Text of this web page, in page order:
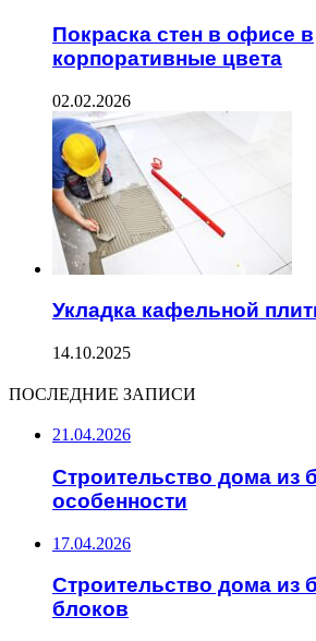
Покраска стен в офисе в
корпоративные цвета
02.02.2026
Укладка кафельной
14.10.2025
ПОСЛЕДНИЕ ЗАПИСИ
21.04.2026
Строительство дома из
особенности
17.04.2026
Строительство дома из
блоков